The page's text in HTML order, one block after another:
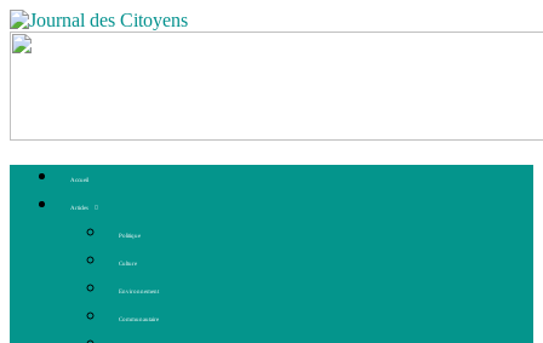
Accueil
Articles
Politique
Culture
Environnement
Communautaire